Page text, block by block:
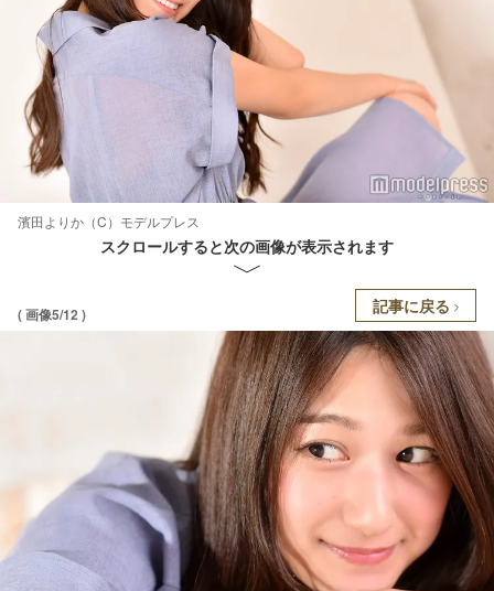
濱田よりか（C）モデルプレス
スクロールすると次の画像が表示されます
( 画像5/12 ) 記事に戻る